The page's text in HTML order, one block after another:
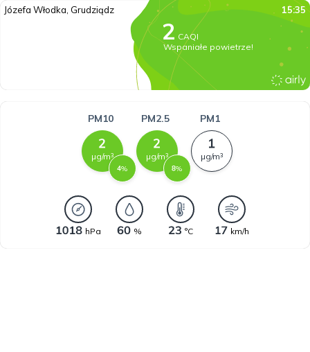
Józefa Włodka, Grudziądz 15:35
CAQI
Wspaniałe powietrze!
PM10
µg/m³
%
PM2.5
µg/m³
%
PM1
µg/m³
hPa % °C km/h